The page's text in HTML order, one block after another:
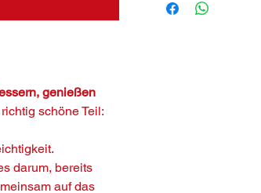
genießen
schöne Teil:
darum, bereits
auf das
Pro Person 120,00 Euro